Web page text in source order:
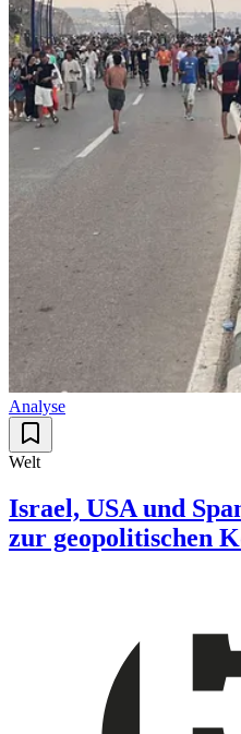
Analyse
Welt
Israel, USA und
zur geopolitischen